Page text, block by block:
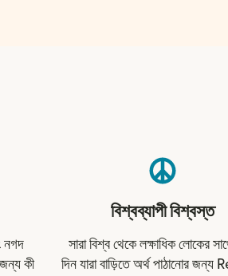
নগদ
কী
বিশ্বব্যাপী বিশ্বস্ত
সারা বিশ্ব থেকে লক্ষাধিক লোকের
দিন যারা বাড়িতে অর্থ পাঠানোর